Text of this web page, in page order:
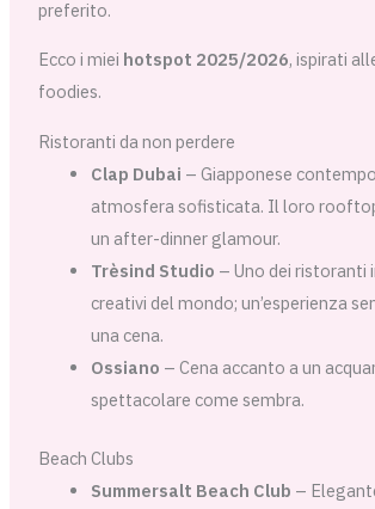
preferito.
Ecco i miei hotspot 2025/2026, ispirati
foodies.
Ristoranti da non perdere
Clap Dubai – Giapponese
atmosfera sofisticata. Il loro
un after-dinner glamour.
Trèsind Studio – Uno dei ristoranti
creativi del mondo; un’esperienza
una cena.
Ossiano – Cena accanto a un
spettacolare come sembra.
Beach Clubs
Summersalt Beach Club –